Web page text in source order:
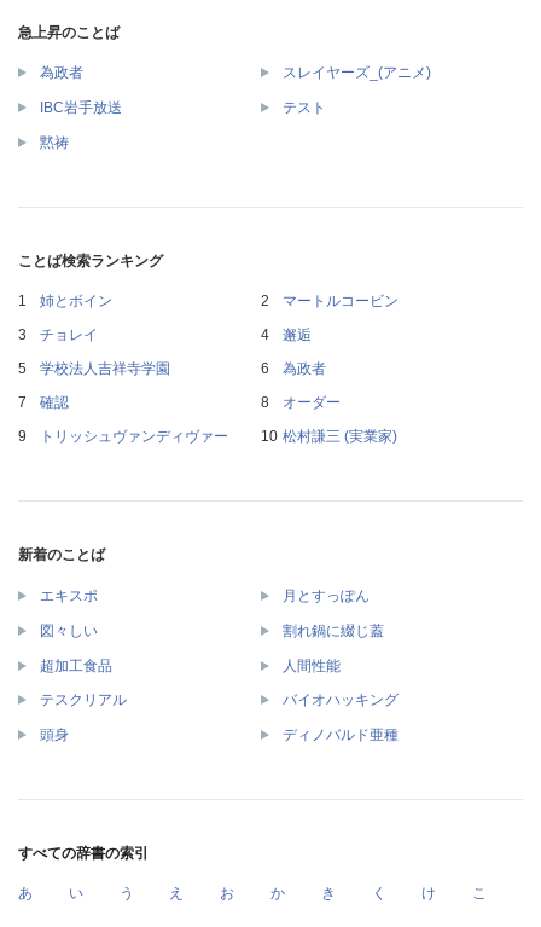
急上昇のことば
為政者 スレイヤーズ_(アニメ)
IBC岩手放送 テスト
黙祷
ことば検索ランキング
姉とボイン
マートルコービン
チョレイ
邂逅
学校法人吉祥寺学園
為政者
確認
オーダー
トリッシュヴァンディヴァー
松村謙三 (実業家)
新着のことば
エキスポ 月とすっぽん
図々しい 割れ鍋に綴じ蓋
超加工食品 人間性能
テスクリアル バイオハッキング
頭身 ディノバルド亜種
すべての辞書の索引
あ い う え お か き く け こ